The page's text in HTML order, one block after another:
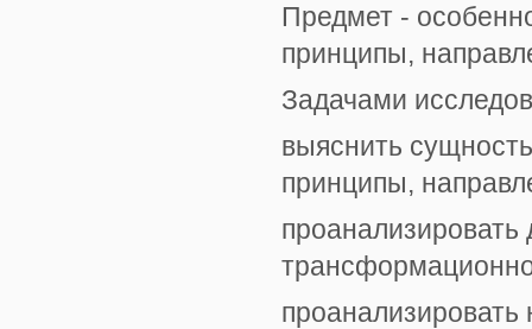
Предмет -
принципы,
Задачами
выяснить
принципы,